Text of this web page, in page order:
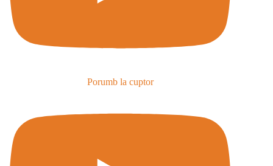
Porumb la cuptor